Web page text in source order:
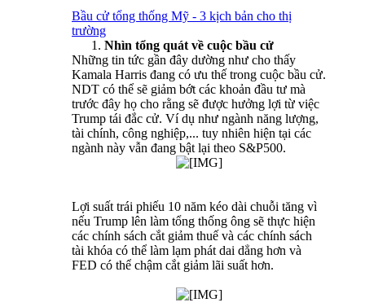
Bầu cử tổng thống Mỹ - 3 kịch bản cho thị
trường
Nhìn tổng quát về cuộc bầu cử
Những tin tức gần đây dường như cho thấy
Kamala Harris đang có ưu thế trong cuộc bầu cử.
NDT có thể sẽ giảm bớt các khoản đầu tư mà
trước đây họ cho rằng sẽ được hưởng lợi từ việc
Trump tái đắc cử. Ví dụ như ngành năng lượng,
tài chính, công nghiệp,... tuy nhiên hiện tại các
ngành này vẫn đang bật lại theo S&P500.
Lợi suất trái phiếu 10 năm kéo dài chuỗi tăng vì
nếu Trump lên làm tổng thống ông sẽ thực hiện
các chính sách cắt giảm thuế và các chính sách
tài khóa có thể làm lạm phát dai dẳng hơn và
FED có thể chậm cắt giảm lãi suất hơn.